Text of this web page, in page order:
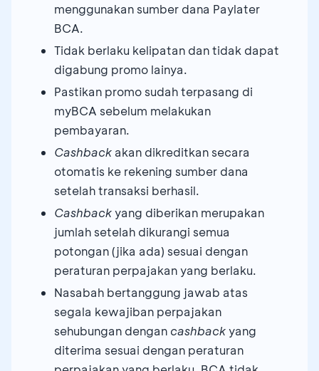
menggunakan sumber dana Paylater
BCA.
Tidak berlaku kelipatan dan tidak dapat
digabung promo lainya.
Pastikan promo sudah terpasang di
myBCA sebelum melakukan
pembayaran.
Cashback akan dikreditkan secara
otomatis ke rekening sumber dana
setelah transaksi berhasil.
Cashbackyang diberikan merupakan
jumlah setelah dikurangi semua
potongan (jika ada) sesuai dengan
peraturan perpajakan yang berlaku.
Nasabah bertanggung jawab atas
segala kewajiban perpajakan
sehubungan dengan cashbackyang
diterima sesuai dengan peraturan